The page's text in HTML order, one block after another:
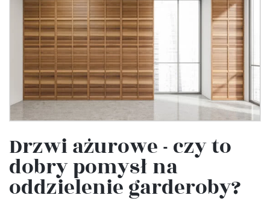
Drzwi ażurowe - czy to
dobry pomysł na
oddzielenie garderoby?